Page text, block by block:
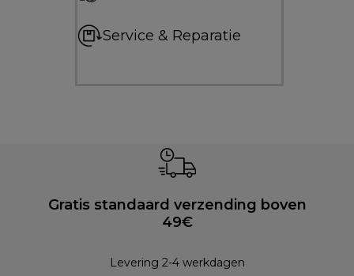
Service & Reparatie
Gratis standaard verzending boven
49€
Levering 2-4 werkdagen